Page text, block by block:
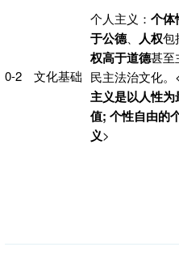
0-2 文化基础
个人主义： 个体
于公德、 人权包
权高于道德甚至
民主法治文化。
主义是以人性为
值; 个性自由的
义>